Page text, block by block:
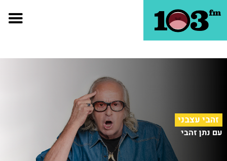
זהבי עצבני
עם נתן זהבי